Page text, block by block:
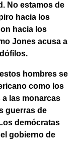
No estamos de
hacia los
hacia los
Jones acusa a
hombres se
como los
las monarcas
guerras de
demócratas
gobierno de